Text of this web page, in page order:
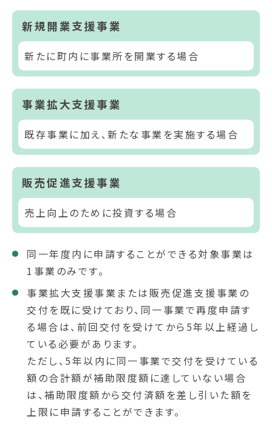
新規開業支援事業
新たに町内に事業所を開業する場合
事業拡大支援事業
既存事業に加え、新たな事業を実施する場合
販売促進支援事業
売上向上のために投資する場合
同一年度内に申請することができる対象事業は
1事業のみです。
事業拡大支援事業または販売促進支援事業の
交付を既に受けており、同一事業で再度申請す
る場合は、前回交付を受けてから5年以上経過し
ている必要があります。
ただし、5年以内に同一事業で交付を受けている
額の合計額が補助限度額に達していない場合
は、補助限度額から交付済額を差し引いた額を
上限に申請することができます。